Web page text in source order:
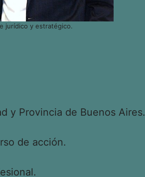
jurídico y estratégico.
y Provincia de Buenos Aires.
de acción.